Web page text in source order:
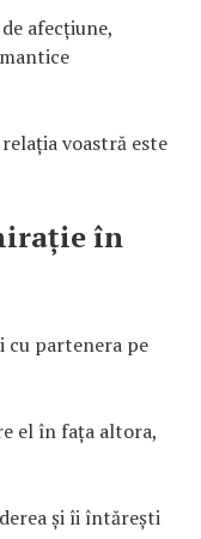
afecțiune,
voastră este
în
cu partenera pe
el în fața altora,
și îi întărești